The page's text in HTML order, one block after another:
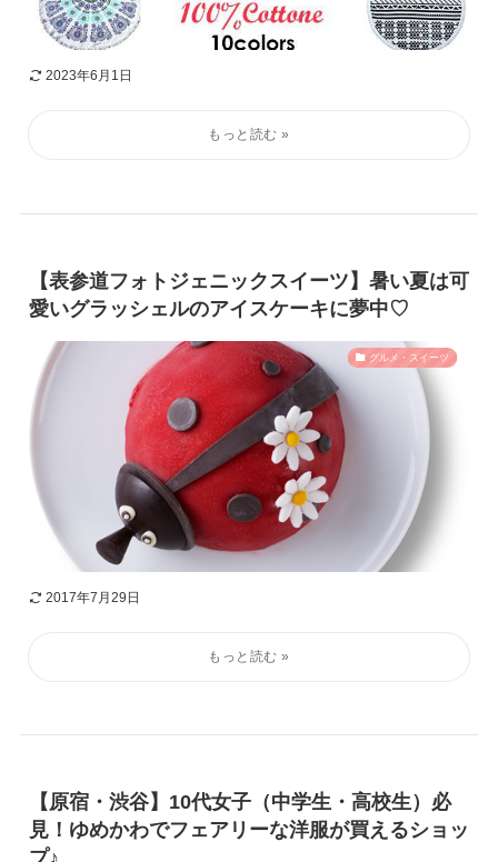
2023年6月1日
【表参道フォトジェニックスイーツ】暑い夏は可
愛いグラッシェルのアイスケーキに夢中♡
グルメ・スイーツ
2017年7月29日
【原宿・渋谷】10代女子（中学生・高校生）必
見！ゆめかわでフェアリーな洋服が買えるショッ